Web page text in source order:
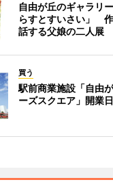
自由が丘のギャラリ
らすとすいさい」
話する父娘の二人展
買う
駅前商業施設「自由
ーズスクエア」開業